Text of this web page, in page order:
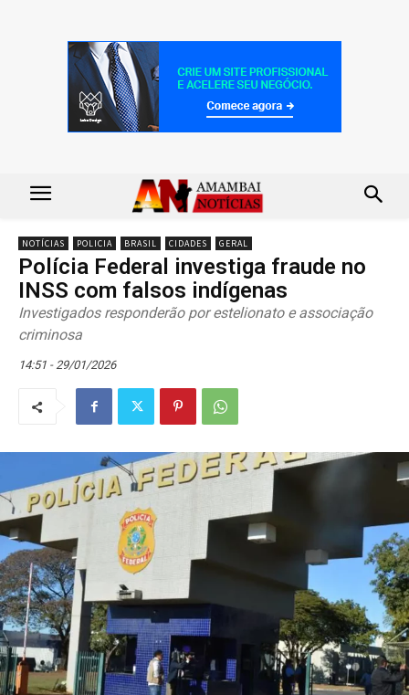
NOTÍCIAS POLICIA BRASIL CIDADES GERAL
Polícia Federal investiga fraude no
INSS com falsos indígenas
Investigados responderão por estelionato e associação
criminosa
14:51 - 29/01/2026